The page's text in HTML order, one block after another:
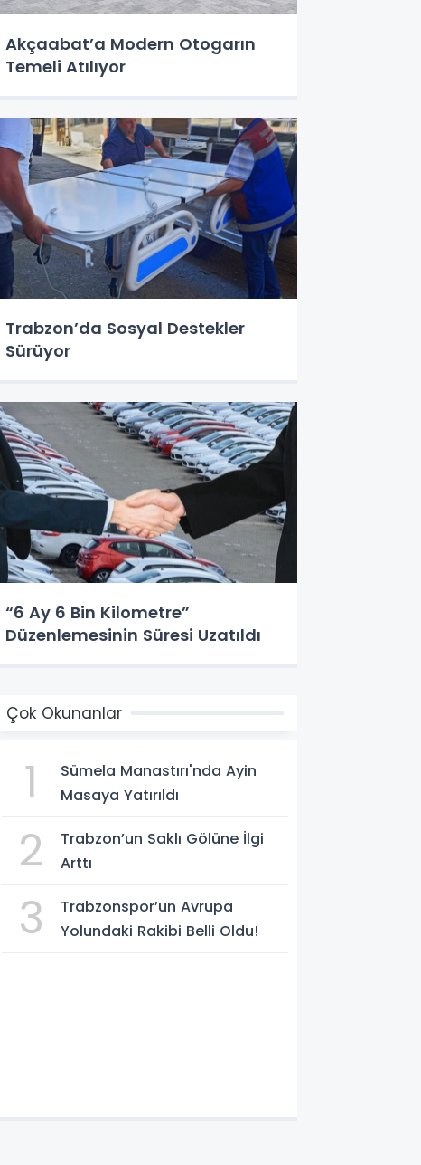
Akçaabat’a Modern Otogarın
Temeli Atılıyor
Trabzon’da Sosyal Destekler
Sürüyor
“6 Ay 6 Bin Kilometre”
Düzenlemesinin Süresi Uzatıldı
Çok Okunanlar
1
Sümela Manastırı'nda Ayin
Masaya Yatırıldı
2
Trabzon’un Saklı Gölüne İlgi
Arttı
3
Trabzonspor’un Avrupa
Yolundaki Rakibi Belli Oldu!